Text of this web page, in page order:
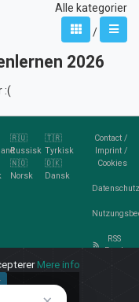
Alle kategorier
/
2026
:(
🇷🇺
Russisk
🇹🇷
Tyrkisk
🇳🇴
Norsk
🇩🇰
Dansk
Contact/
Imprint/
Cookies
RSS
Feed
Mere info